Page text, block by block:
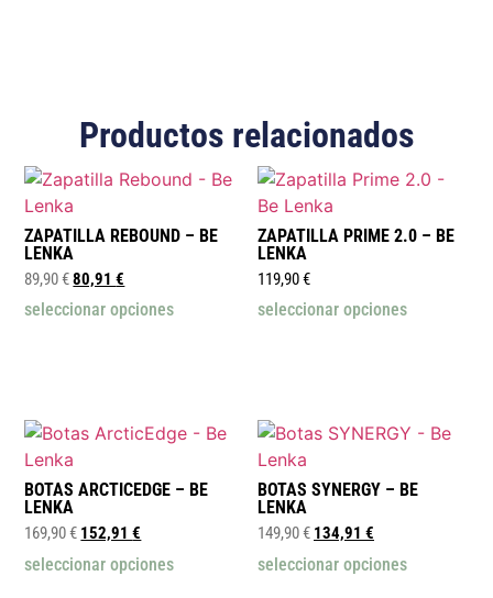
Productos relacionados
ZAPATILLA REBOUND – BE
LENKA
89,90€80,91€
seleccionar opciones
ZAPATILLA PRIME 2.0 – BE
LENKA
119,90€
seleccionar opciones
BOTAS ARCTICEDGE – BE
LENKA
169,90€ 152,91€
seleccionar opciones
BOTAS SYNERGY – BE
LENKA
149,90€ 134,91 €
seleccionar opciones